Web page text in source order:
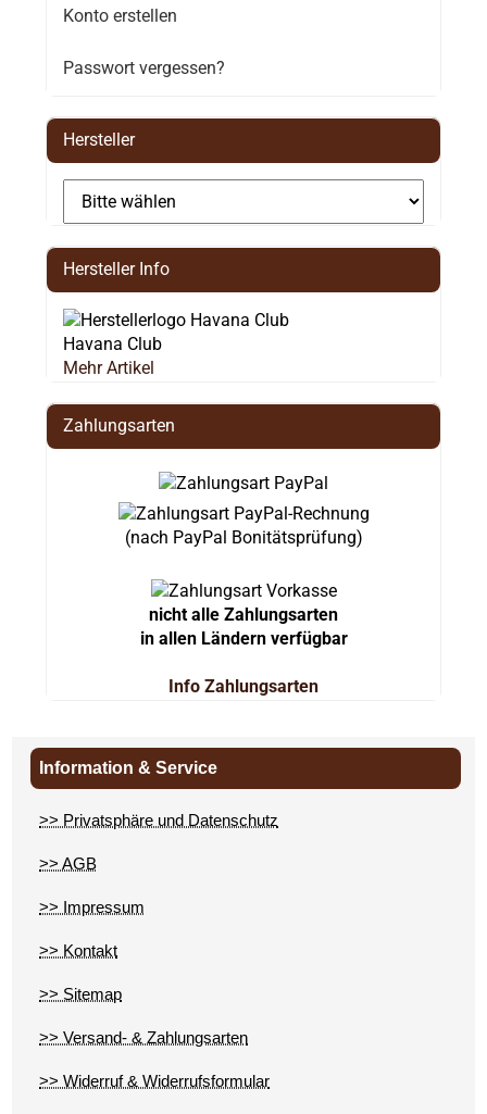
Konto erstellen
Passwort vergessen?
Hersteller
Hersteller Info
Havana Club
Mehr Artikel
Zahlungsarten
(nach PayPal Bonitätsprüfung)
nicht alle Zahlungsarten
in allen Ländern verfügbar
Info Zahlungsarten
Information & Service
>> Privatsphäre und Datenschutz
>> AGB
>> Impressum
>> Kontakt
>> Sitemap
>> Versand- & Zahlungsarten
>> Widerruf & Widerrufsformular